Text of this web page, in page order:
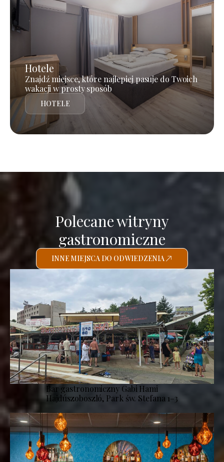
Hotele
Znajdź miejsce, które najlepiej pasuje do Twoich
wakacji w prosty sposób
HOTELE
Polecane witryny
gastronomiczne
INNE MIEJSCA DO ODWIEDZENIA
Bar gastronomiczny Gabi Hami
Hajdúszoboszló, Park św. Stefana 1–3